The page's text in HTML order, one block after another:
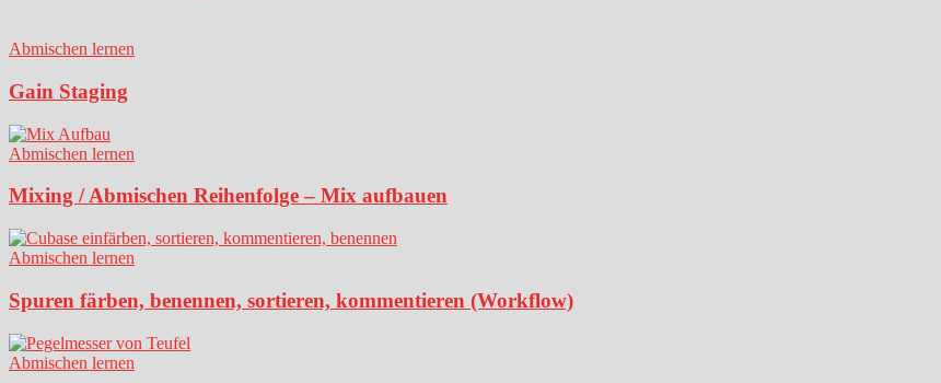
Abmischen lernen
Gain Staging
Abmischen lernen
Mixing / Abmischen Reihenfolge – Mix aufbauen
Abmischen lernen
Spuren färben, benennen, sortieren, kommentieren (Workflow)
Abmischen lernen